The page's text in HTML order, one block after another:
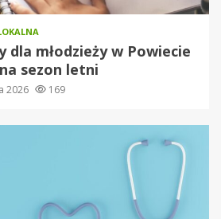
dla młodzieży w Powiecie
sezon letni
2026 169